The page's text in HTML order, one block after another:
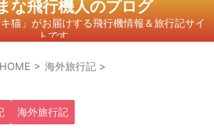
な飛行機人のプログ
猫」がお届けする飛行機情報＆旅行記サイ
トです。
> 海外旅行記 >
海外旅行記